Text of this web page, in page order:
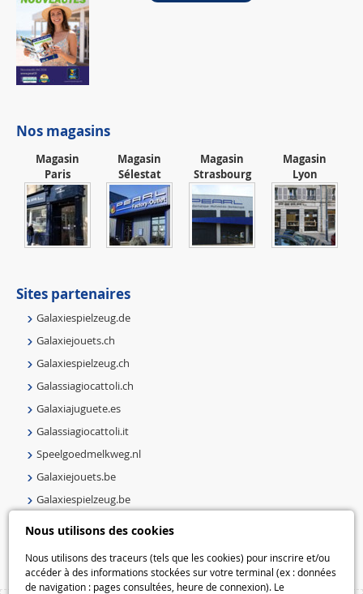
Nous utilisons des cookies
Nous utilisons des traceurs (tels que les cookies) pour inscrire et/ou
accéder à des informations stockées sur votre terminal (ex : données
de navigation : pages consultées, heure de connexion). Le
Nos magasins
Magasin
Paris
Magasin
Sélestat
Magasin
Strasbourg
Magasin
Lyon
Sites partenaires
Galaxiespielzeug.de
Galaxiejouets.ch
Galaxiespielzeug.ch
Galassiagiocattoli.ch
Galaxiajuguete.es
Galassiagiocattoli.it
Speelgoedmelkweg.nl
Galaxiejouets.be
Galaxiespielzeug.be